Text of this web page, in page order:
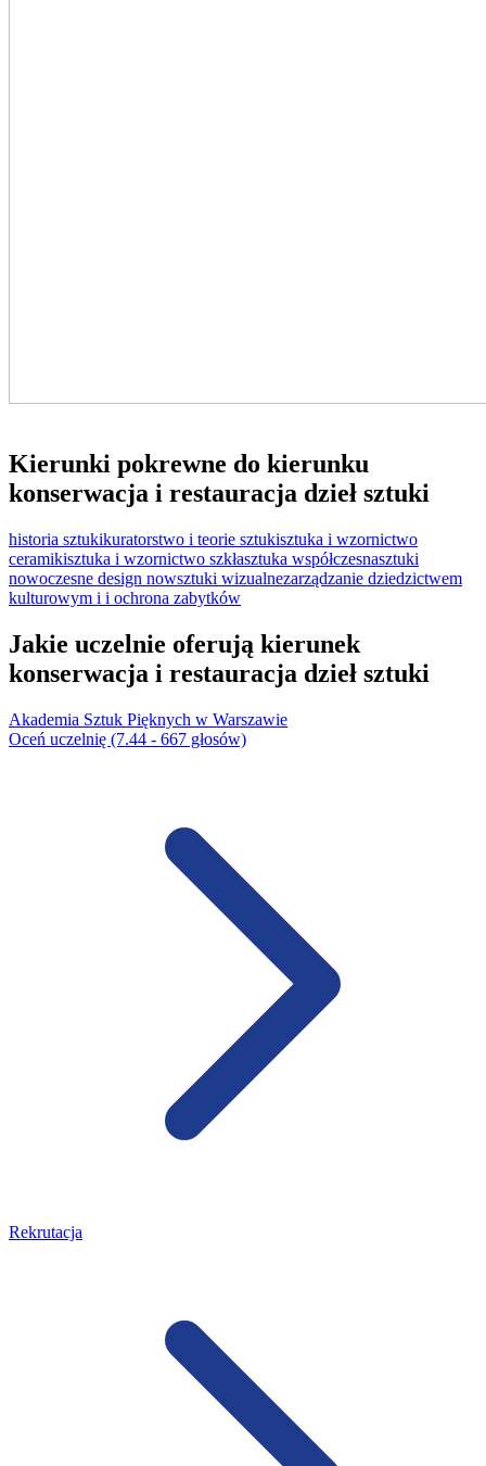
Kierunki pokrewne do kierunku
konserwacja i restauracja dzieł sztuki
historia sztukikuratorstwo i teorie sztukisztuka i wzornictwo
ceramikisztuka i wzornictwo szkłasztuka współczesnasztuki
nowoczesne design nowsztuki wizualnezarządzanie dziedzictwem
kulturowym i i ochrona zabytków
Jakie uczelnie oferują kierunek
konserwacja i restauracja dzieł sztuki
Akademia Sztuk Pięknych w Warszawie
Oceń uczelnię (7.44 - 667 głosów)
Rekrutacja